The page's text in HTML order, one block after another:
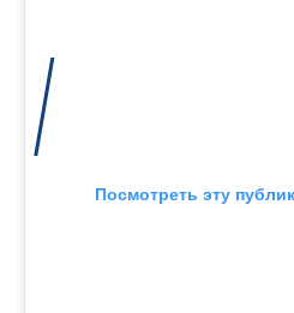
Посмотреть эту